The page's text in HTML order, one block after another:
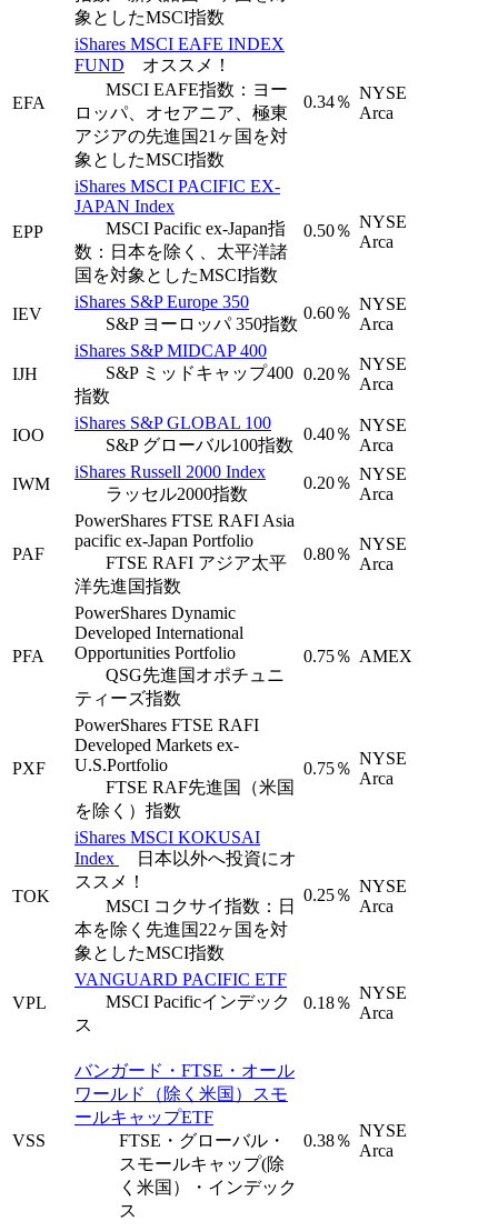
象としたMSCI指数
EFA
iShares MSCI EAFE INDEX
FUND
オススメ！
MSCI EAFE指数：ヨー
ロッパ、オセアニア、極東
アジアの先進国21ヶ国を対
象としたMSCI指数
0.34％ NYSE
Arca
EPP
iShares MSCI PACIFIC EX-
JAPAN Index
MSCI Pacific ex-Japan指
数：日本を除く、太平洋諸
国を対象としたMSCI指数
0.50％ NYSE
Arca
IEV
iShares S&P Europe 350
S&P ヨーロッパ 350指数
0.60％ NYSE
Arca
IJH
iShares S&P MIDCAP 400
S&P ミッドキャップ400
指数
0.20％
NYSE
Arca
IOO
iShares S&P GLOBAL 100
S&P グローバル100指数
0.40％ NYSE
Arca
IWM
iShares Russell 2000 Index
ラッセル2000指数
0.20％ NYSE
Arca
PAF
PowerShares FTSE RAFI Asia
pacific ex-Japan Portfolio
FTSE RAFI アジア太平
洋先進国指数
0.80％
NYSE
Arca
PFA
PowerShares Dynamic
Developed International
Opportunities Portfolio
QSG先進国オポチュニ
ティーズ指数
0.75％ AMEX
PXF
PowerShares FTSE RAFI
Developed Markets ex-
U.S.Portfolio
FTSE RAF先進国（米国
を除く）指数
0.75％
NYSE
Arca
TOK
iShares MSCI KOKUSAI
Index
日本以外へ投資にオ
ススメ！
MSCI コクサイ指数：日
本を除く先進国22ヶ国を対
象としたMSCI指数
0.25％ NYSE
Arca
VPL
VANGUARD PACIFIC ETF
MSCI Pacificインデック
ス
0.18％
NYSE
Arca
VSS
バンガード・FTSE・オール
ワールド（除く米国）スモ
ールキャップETF
FTSE・グローバル・
スモールキャップ(除
く米国）・インデック
ス
0.38％
NYSE
Arca